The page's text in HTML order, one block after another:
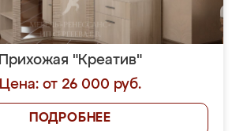
Прихожая "Креатив"
Цена: от 26 000 руб.
ПОДРОБНЕЕ